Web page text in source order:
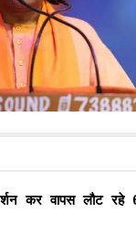
कर वापस लौट